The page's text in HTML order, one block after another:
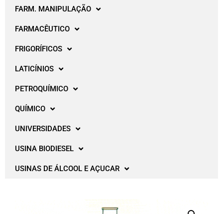
FARM. MANIPULAÇÃO
FARMACÊUTICO
FRIGORÍFICOS
LATICÍNIOS
PETROQUÍMICO
QUÍMICO
UNIVERSIDADES
USINA BIODIESEL
USINAS DE ÁLCOOL E AÇUCAR